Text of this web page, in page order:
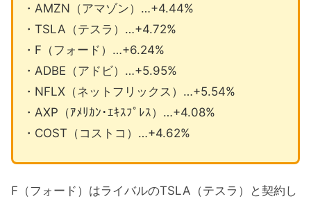
・AMZN（アマゾン）…+4.44%
・TSLA（テスラ）…+4.72%
・F（フォード）…+6.24%
・ADBE（アドビ）…+5.95%
・NFLX（ネットフリックス）…+5.54%
・AXP（ｱﾒﾘｶﾝ･ｴｷｽﾌﾟﾚｽ）…+4.08%
・COST（コストコ）…+4.62%
F（フォード）はライバルのTSLA（テスラ）と契約し